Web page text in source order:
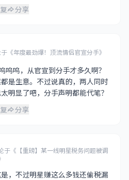
分享
《年度最劲爆！顶流情侣官宣分手》
呜呜，从官宣到分手才多久啊？
是生意。不过说真的，两人同时
明显了吧，分手声明都能代笔？
分享
于《【重磅】某一线明星税务问题被调
，不过明星赚这么多钱还偷税漏